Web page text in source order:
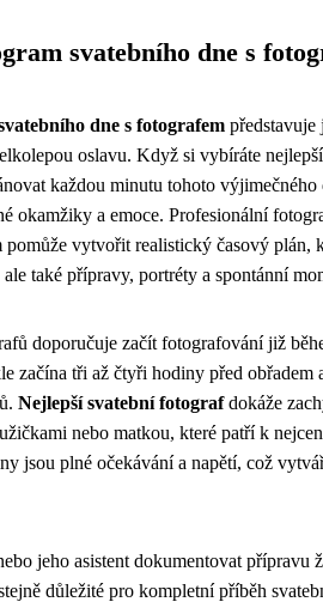
svatebního dne s
dne s fotografem představuje
oslavu. Když si vybíráte
každou minutu tohoto
okamžiky a emoce. Profesionální
pomůže vytvořit realistický časový plán,
také přípravy, portréty a spontánní
doporučuje začít fotografování již
začína tři až čtyři hodiny před obřadem
Nejlepší svatební fotografdokáže
nebo matkou, které patří k
jsou plné očekávání a napětí, což
jeho asistent dokumentovat přípravu
důležité pro kompletní příběh